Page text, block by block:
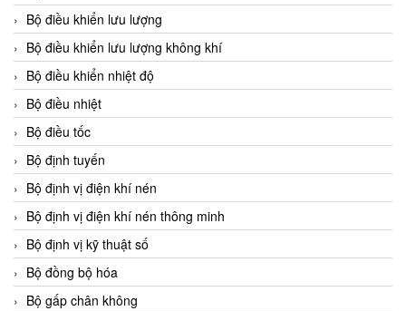
Bộ điều khiển lưu lượng
Bộ điều khiển lưu lượng không khí
Bộ điều khiển nhiệt độ
Bộ điều nhiệt
Bộ điều tốc
Bộ định tuyến
Bộ định vị điện khí nén
Bộ định vị điện khí nén thông minh
Bộ định vị kỹ thuật số
Bộ đồng bộ hóa
Bộ gấp chân không